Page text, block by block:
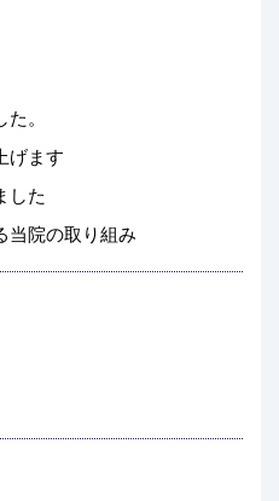
。
げます
した
当院の取り組み